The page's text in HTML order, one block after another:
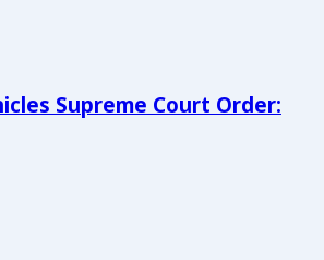
Supreme Court Order: